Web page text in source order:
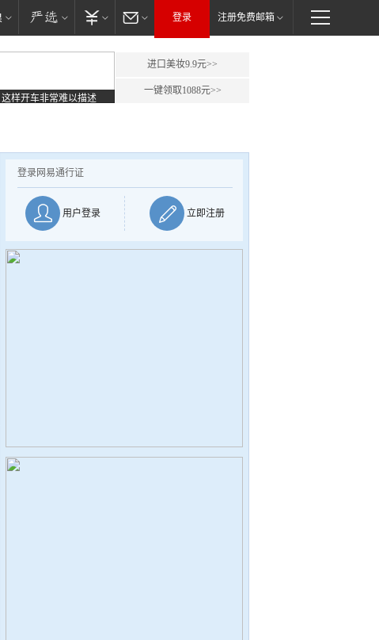
登录 注册免费邮箱
这样开车非常难以描述
进口美妆9.9元>>
一键领取1088元>>
登录网易通行证
用户登录 立即注册